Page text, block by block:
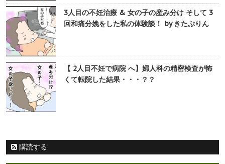
3人目の不妊治療 & 女の子の産み分け そして 3
回和痛分娩をした私の体験談！ by きたぷりん
【 2人目不妊で病院 へ】婦人科の精密検査が怖
くて転院した結果・・・？？
購読する